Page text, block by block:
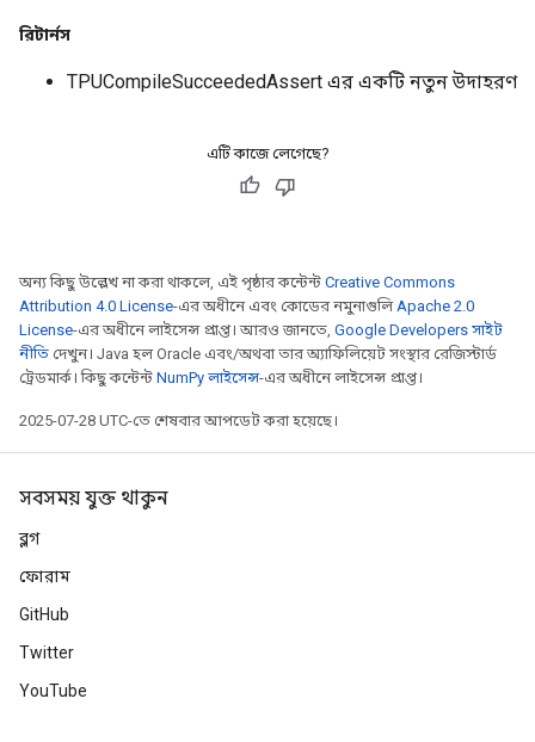
রিটার্নস
TPUCompileSucceededAssert এর একটি নতুন উদাহরণ
এটি কাজে লেগেছে?
অন্য কিছু উল্লেখ না করা থাকলে, এই পৃষ্ঠার কন্টেন্ট Creative Commons
Attribution 4.0 License-এর অধীনে এবং কোডের নমুনাগুলিApache 2.0
License-এর অধীনে লাইসেন্স প্রাপ্ত। আরও জানতে, Google Developers সাইট
নীতি দেখুন। Java হল Oracle এবং/অথবা তার অ্যাফিলিয়েট সংস্থার রেজিস্টার্ড
ট্রেডমার্ক। কিছু কন্টেন্ট NumPy লাইসেন্স-এর অধীনে লাইসেন্স প্রাপ্ত।
2025-07-28 UTC-তে শেষবার আপডেট করা হয়েছে।
সবসময় যুক্ত থাকুন
ব্লগ
ফোরাম
GitHub
Twitter
YouTube